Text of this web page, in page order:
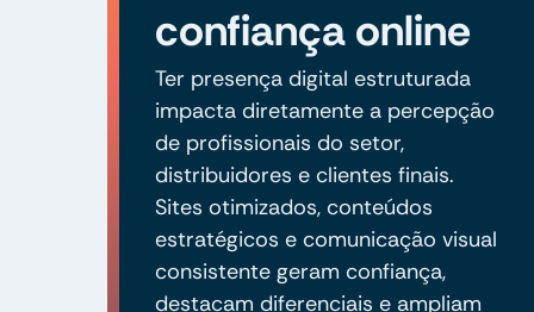
confiança online
Ter presença digital estruturada
impacta diretamente a percepção
de profissionais do setor,
distribuidores e clientes finais.
Sites otimizados, conteúdos
estratégicos e comunicação visual
consistente geram confiança,
destacam diferenciais e ampliam